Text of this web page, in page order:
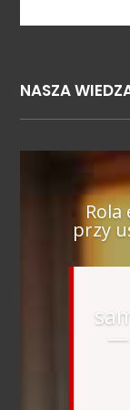
NASZA
przy
—